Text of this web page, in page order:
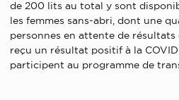
de 200 lits au total y sont
les femmes sans-abri, dont une
personnes en attente de
reçu un résultat positif à la
participent au programme de